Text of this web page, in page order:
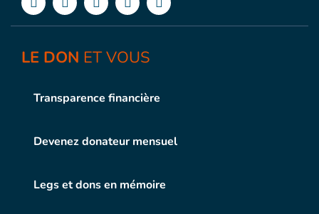
LE DON ET VOUS
Transparence financière
Devenez donateur mensuel
Legs et dons en mémoire